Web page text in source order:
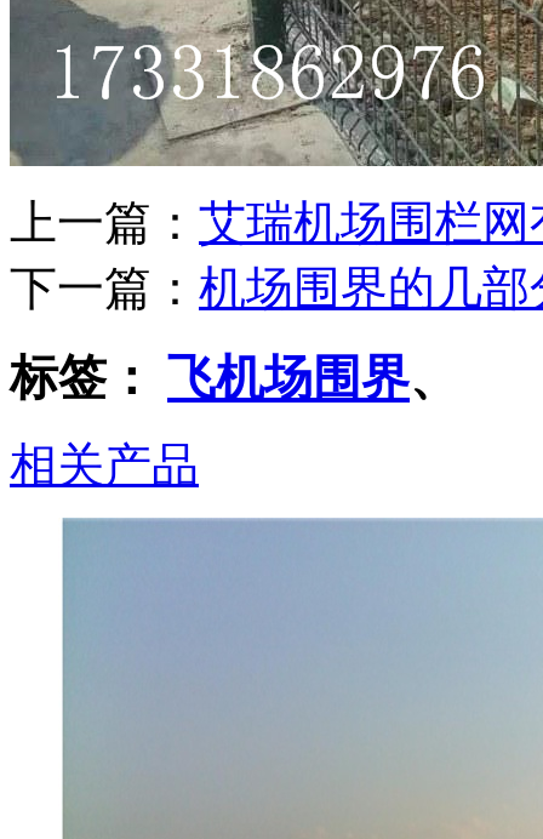
上一篇： 艾瑞机场围栏
下一篇： 机场围界的几部
标签： 飞机场围界、
相关产品